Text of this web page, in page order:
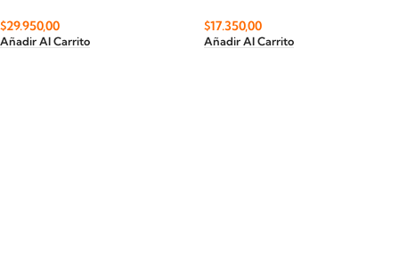
$29.950,00
Añadir Al Carrito
$17.350,00
Añadir Al Carrito